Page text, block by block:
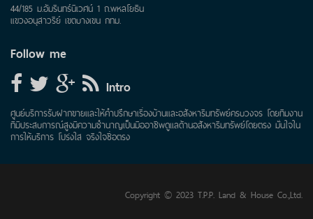
44/185 ม.อัมรินทร์นิเวศน์ 1 ถ.พหลโยธิน
แขวงอนุสาวรีย์ เขตบางเขน กทม.
Follow me
Intro
ศูนย์บริการรับฝากขายและให้คำปรึกษาเรื่องบ้านและอสังหาริมทรัพย์ครบวงจร โดยทีมงาน
ที่มีประสบการณ์สูงมีความชำนาญเป็นมืออาชีพดูแลด้านอสังหาริมทรัพย์โดยตรง มั่นใจใน
การให้บริการ โปร่งใส จริงใจซื่อตรง
Copyright © 2023 T.P.P. Land & House Co.,Ltd.